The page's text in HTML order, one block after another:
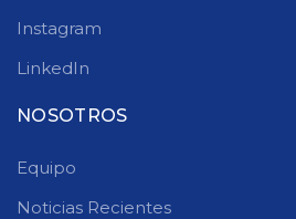
Instagram
LinkedIn
NOSOTROS
Equipo
Noticias Recientes